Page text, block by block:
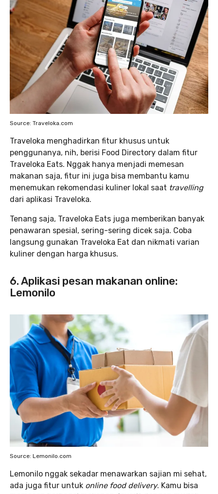
Source: Traveloka.com
Traveloka menghadirkan fitur khusus untuk
penggunanya, nih, berisi Food Directory dalam fitur
Traveloka Eats. Nggak hanya menjadi memesan
makanan saja, fitur ini juga bisa membantu kamu
menemukan rekomendasi kuliner lokal saat travelling
dari aplikasi Traveloka.
Tenang saja, Traveloka Eats juga memberikan banyak
penawaran spesial, sering-sering dicek saja. Coba
langsung gunakan Traveloka Eat dan nikmati varian
kuliner dengan harga khusus.
6. Aplikasi pesan makanan online:
Lemonilo
Source: Lemonilo.com
Lemonilo nggak sekadar menawarkan sajian mi sehat,
ada juga fitur untuk online food delivery. Kamu bisa